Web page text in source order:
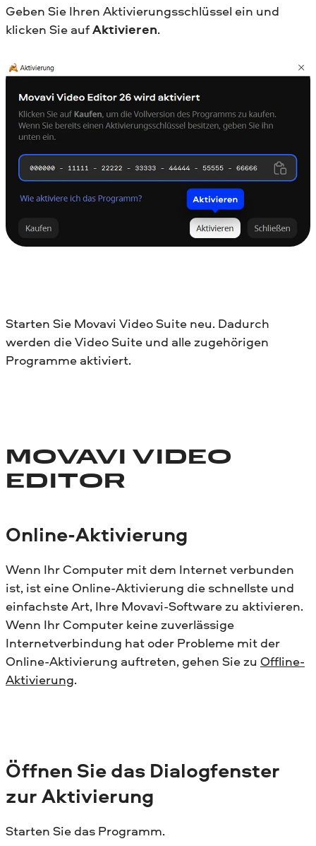
Geben Sie Ihren Aktivierungsschlüssel ein und
klicken Sie aufAktivieren.
Starten Sie Movavi Video Suite neu. Dadurch
werden die Video Suite und alle zugehörigen
Programme aktiviert.
MOVAVI VIDEO
EDITOR
Online-Aktivierung
Wenn Ihr Computer mit dem Internet verbunden
ist, ist eine Online-Aktivierung die schnellste und
einfachste Art, Ihre Movavi-Software zu aktivieren.
Wenn Ihr Computer keine zuverlässige
Internetverbindung hat oder Probleme mit der
Online-Aktivierung auftreten, gehen Sie zu Offline-
Aktivierung.
Öffnen Sie das Dialogfenster
zur Aktivierung
Starten Sie das Programm.